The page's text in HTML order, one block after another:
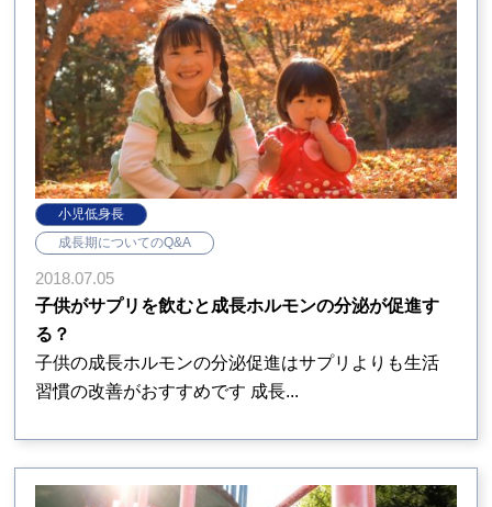
小児低身長
成長期についてのQ&A
2018.07.05
子供がサプリを飲むと成長ホルモンの分泌が促進す
る？
子供の成長ホルモンの分泌促進はサプリよりも生活
習慣の改善がおすすめです 成長...